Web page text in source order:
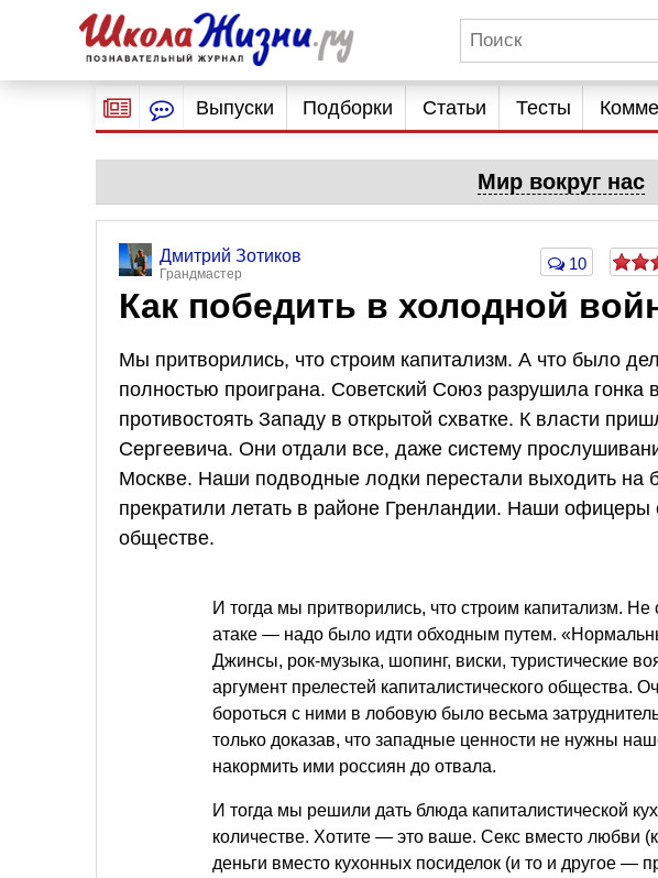
Выпуски Подборки Статьи Тесты
Мир вокруг нас
Дмитрий Зотиков
Грандмастер
10
Как победить в холодной
Мы притворились, что строим капитализм. А что было
полностью проиграна. Советский Союз разрушила
противостоять Западу в открытой схватке. К власти
Сергеевича. Они отдали все, даже систему
Москве. Наши подводные лодки перестали выходить на
прекратили летать в районе Гренландии. Наши
обществе.
И тогда мы притворились, что строим капитализм.
атаке — надо было идти обходным путем.
Джинсы, рок-музыка, шопинг, виски, туристические
аргумент прелестей капиталистического общества.
бороться с ними в лобовую было весьма
только доказав, что западные ценности не нужны
накормить ими россиян до отвала.
И тогда мы решили дать блюда капиталистической
количестве. Хотите — это ваше. Секс вместо любви
деньги вместо кухонных посиделок (и то и другое —